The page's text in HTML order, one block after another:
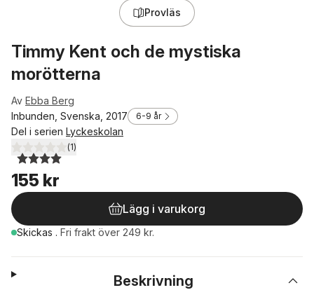
Provläs
Timmy Kent och de mystiska
morötterna
Av Ebba Berg
Inbunden, Svenska, 2017
6-9 år
Del i serien Lyckeskolan
4,0utav 5 stjärnor. Totalt antal röster:
(1)
155 kr
Lägg i varukorg
Skickas . Fri frakt över 249 kr.
Beskrivning